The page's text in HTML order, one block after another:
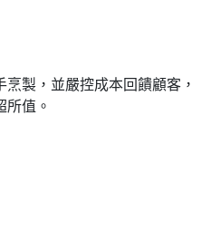
製，並嚴控成本回饋顧客，
值。